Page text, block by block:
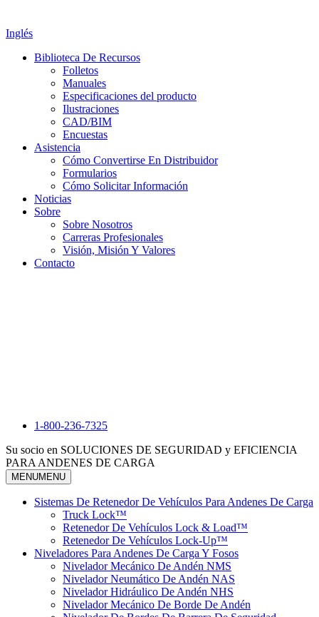
Inglés
Biblioteca De Recursos
Folletos
Manuales
Especificaciones del producto
Ilustraciones
CAD/BIM
Encuestas
Asistencia
Cómo Convertirse En Distribuidor
Formularios
Cómo Solicitar Información
Noticias
Sobre
Sobre Nosotros
Carreras Profesionales
Visión, Misión Y Valores
Contacto
1-800-236-7325
Su socio en SOLUCIONES DE SEGURIDAD y EFICIENCIA
PARA ANDENES DE CARGA
MENUMENU
Sistemas De Retenedor De Vehículos Para Andenes De Carga
Truck Lock™
Retenedor De Vehículos Lock & Load™
Retenedor De Vehículos Lock-Up™
Niveladores Para Andenes De Carga Y Fosos
Nivelador Mecánico De Andén NMS
Nivelador Neumático De Andén NAS
Nivelador Hidráulico De Andén NHS
Nivelador Mecánico De Borde De Andén